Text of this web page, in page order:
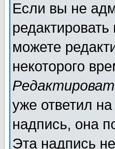
Если вы не
можете
некоторого
уже ответил
надпись, она
Эта надпись